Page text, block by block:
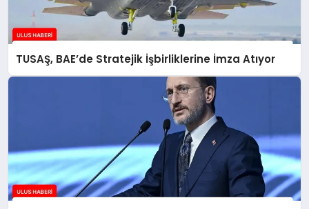
TUSAŞ, BAE’de Stratejik İşbirliklerine İmza Atıyor